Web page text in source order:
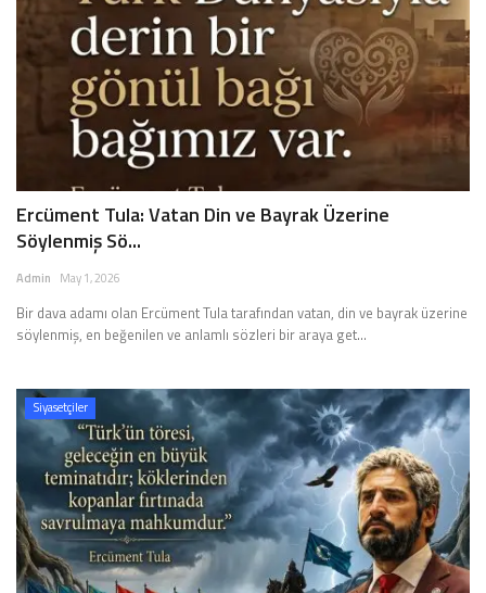
Ercüment Tula: Vatan Din ve Bayrak Üzerine
Söylenmiş Sö...
Admin May 1, 2026
Bir dava adamı olan Ercüment Tula tarafından vatan, din ve bayrak üzerine
söylenmiş, en beğenilen ve anlamlı sözleri bir araya get...
Siyasetçiler